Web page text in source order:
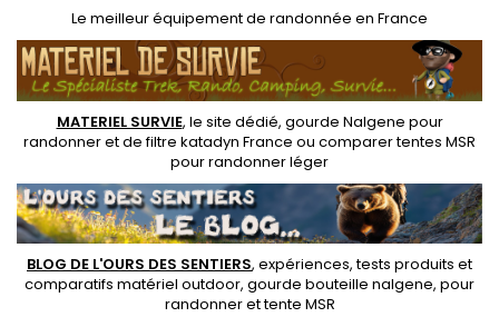
Le meilleur équipement de randonnée en France
MATERIEL SURVIE, le site dédié, gourde Nalgene pour
randonneret defiltre katadyn France ou comparer tentes MSR
pour randonner léger
BLOG DE L'OURS DES SENTIERS, expériences, tests produits et
comparatifs matériel outdoor, gourde bouteille nalgene, pour
randonner ettente MSR